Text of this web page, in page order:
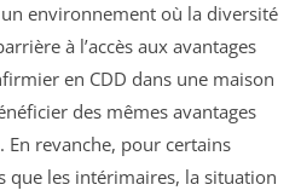
environnement où la diversité
à l’accès aux avantages
en CDD dans une maison
des mêmes avantages
En revanche, pour certains
que les intérimaires, la situation